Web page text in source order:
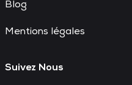
Blog
Mentions légales
Suivez Nous